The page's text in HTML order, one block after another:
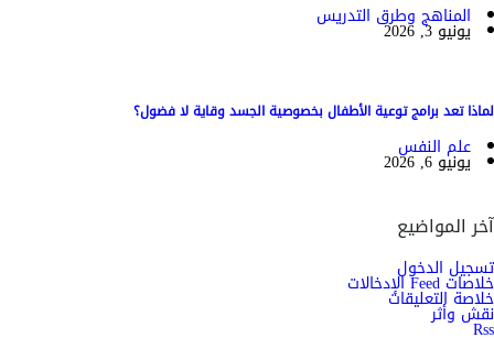
المناهج وطرق التدريس
يونيو 3, 2026
لماذا تعد برامج توعية الأطفال بخصوصية الجسد وقاية لا فضول؟
علم النفس
يونيو 6, 2026
آخر المواضيع
تسجيل الدخول
خلاصات Feed الإدخالات
خلاصة التعليقات
نقش وأثر
Rss